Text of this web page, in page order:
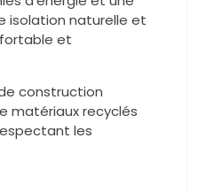
isolation naturelle et
et
construction
matériaux recyclés
les